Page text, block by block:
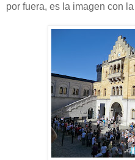
por fuera, es la imagen con